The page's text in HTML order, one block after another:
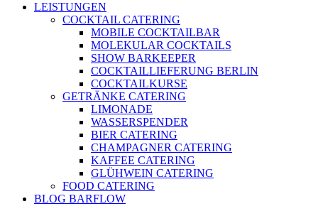
LEISTUNGEN
COCKTAIL CATERING
MOBILE COCKTAILBAR
MOLEKULAR COCKTAILS
SHOW BARKEEPER
COCKTAILLIEFERUNG BERLIN
COCKTAILKURSE
GETRÄNKE CATERING
LIMONADE
WASSERSPENDER
BIER CATERING
CHAMPAGNER CATERING
KAFFEE CATERING
GLÜHWEIN CATERING
FOOD CATERING
BLOG BARFLOW